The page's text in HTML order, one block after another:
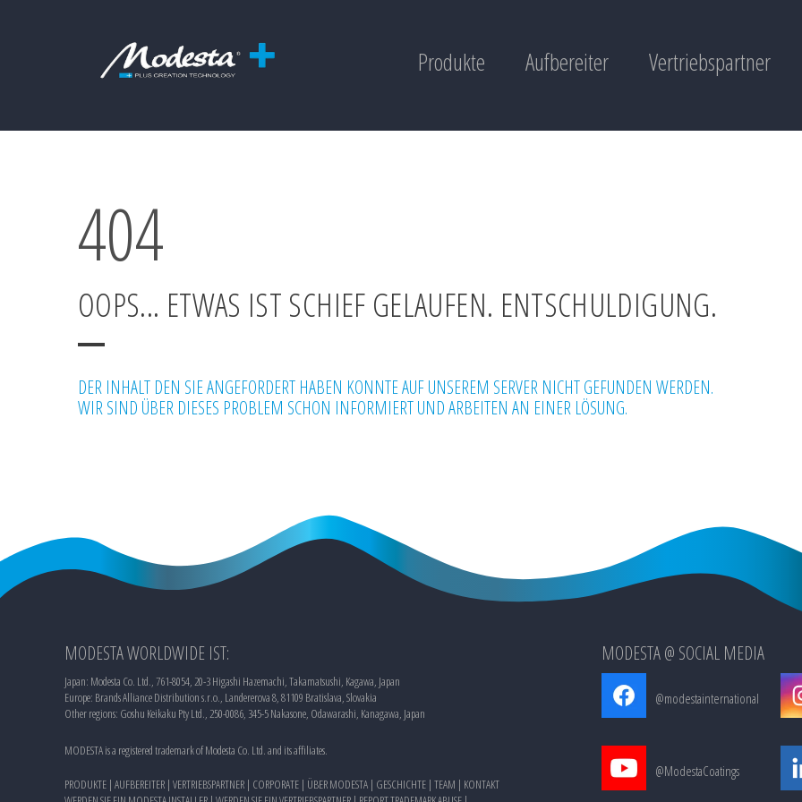
Produkte Aufbereiter Vertriebspartner
404
OOPS... ETWAS IST SCHIEF GELAUFEN. ENTSCHULDIGUNG.
DER INHALT DEN SIE ANGEFORDERT HABEN KONNTE AUF UNSEREM SERVER NICHT GEFUNDEN WERDEN.
WIR SIND ÜBER DIESES PROBLEM SCHON INFORMIERT UND ARBEITEN AN EINER LÖSUNG.
MODESTA WORLDWIDE IST:
Japan: Modesta Co. Ltd., 761-8054, 20-3 Higashi Hazemachi, Takamatsushi, Kagawa, Japan
Europe: Brands Alliance Distribution s.r.o., Landererova 8, 81109 Bratislava, Slovakia
Other regions: Goshu Keikaku Pty Ltd., 250-0086, 345-5 Nakasone, Odawarashi, Kanagawa, Japan
MODESTA is a registered trademark of Modesta Co. Ltd. and its affiliates.
PRODUKTE | AUFBEREITER | VERTRIEBSPARTNER | CORPORATE | ÜBER MODESTA | GESCHICHTE | TEAM | KONTAKT
MODESTA @ SOCIAL MEDIA
@modestainternational
@ModestaCoatings